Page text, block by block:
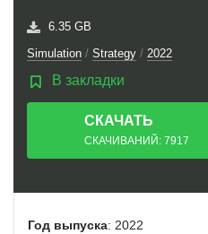
6.35 GB
Simulation / Strategy / 2022
В закладки
СКАЧАТЬ
ТОРРЕНТ
СКАЧИВАНИЙ: 7917
Год выпуска: 2022